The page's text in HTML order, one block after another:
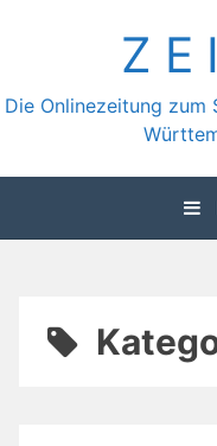
Z E
Die Onlinezeitung zum